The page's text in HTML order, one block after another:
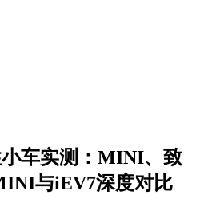
车实测：MINI、致
与iEV7深度对比